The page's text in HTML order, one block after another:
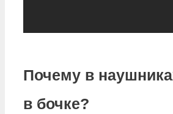
Почему в
в бочке?